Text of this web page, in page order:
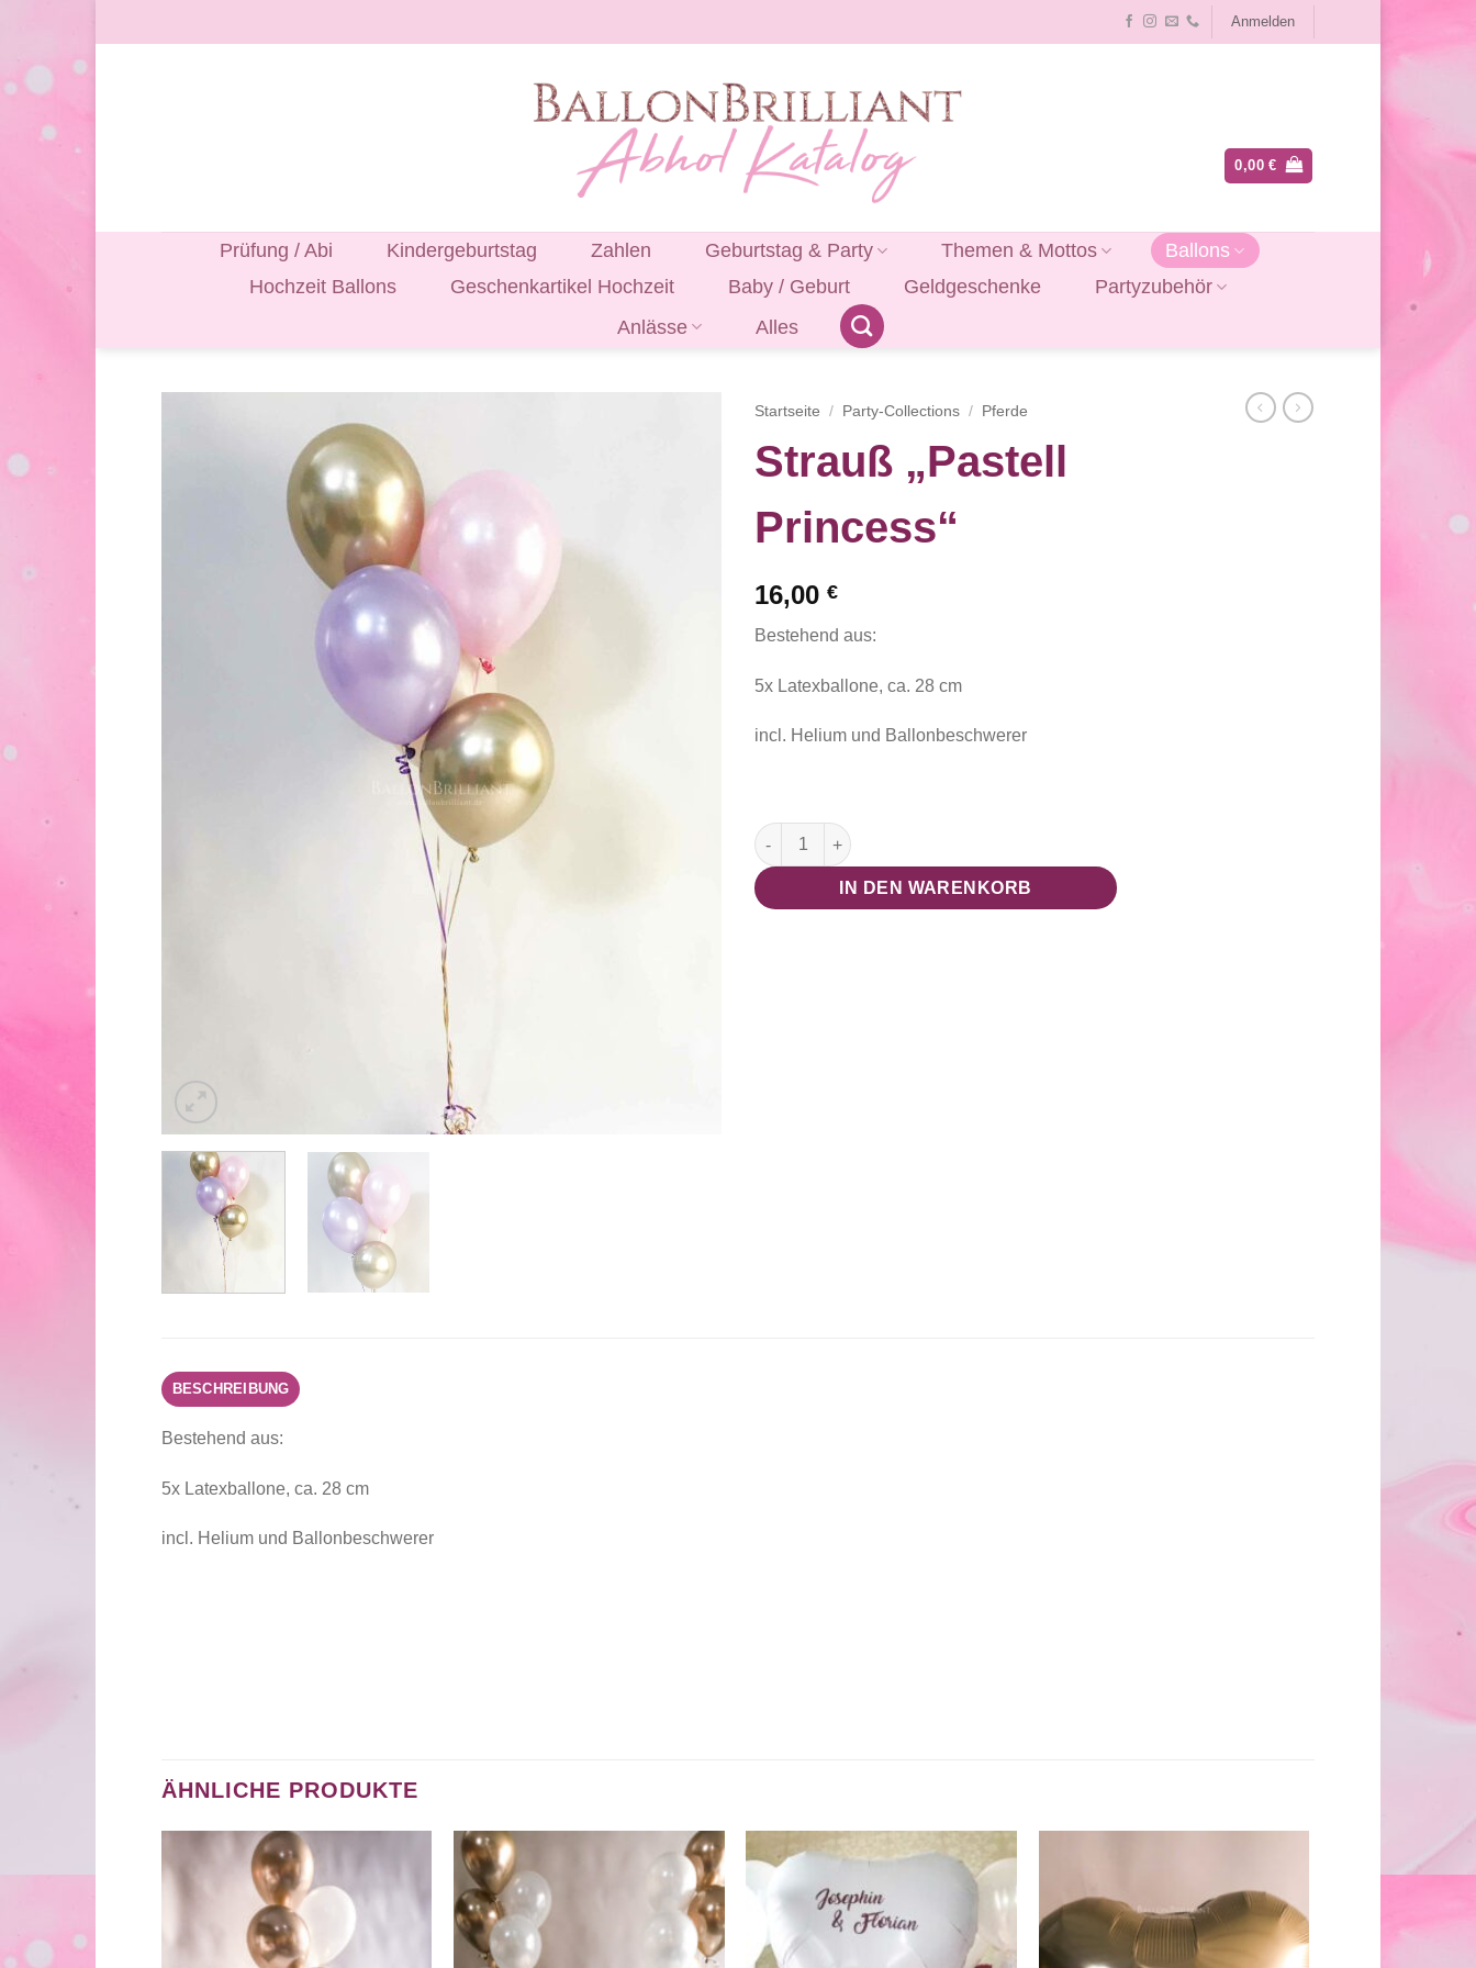
Inhalt
Anmelden
0,00€
Prüfung / Abi Kindergeburtstag Zahlen Geburtstag & Party Themen & Mottos
Ballons
Hochzeit Ballons
Geschenkartikel Hochzeit Baby / Geburt Geldgeschenke
Partyzubehör
Anlässe
Alles
Startseite / Party-Collections / Pferde
Strauß „Pastell
Princess“
16,00 €
Bestehend aus:
5x Latexballone, ca. 28 cm
incl. Helium und Ballonbeschwerer
Strauß "Pastell Princess" Menge
IN DEN WARENKORB
BESCHREIBUNG
Bestehend aus:
5x Latexballone, ca. 28 cm
incl. Helium und Ballonbeschwerer
ÄHNLICHE PRODUKTE